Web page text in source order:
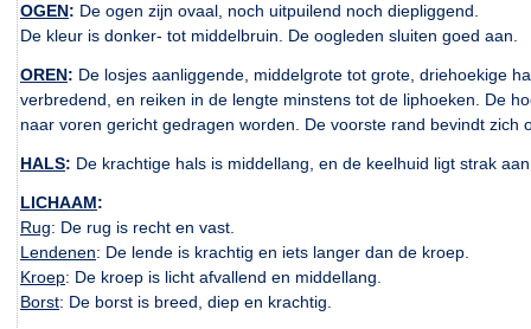
OGEN: De ogen zijn ovaal, noch uitpuilend noch diepliggend.
De kleur is donker- tot middelbruin. De oogleden sluiten goed aan.
OREN: De losjes aanliggende, middelgrote tot grote, driehoekige
verbredend, en reiken in de lengte minstens tot de liphoeken. De
naar voren gericht gedragen worden. De voorste rand bevindt
HALS: De krachtige hals is middellang, en de keelhuid ligt strak
LICHAAM:
Rug: De rug is recht en vast.
Lendenen: De lende is krachtig en iets langer dan de kroep.
Kroep: De kroep is licht afvallend en middellang.
Borst: De borst is breed, diep en krachtig.